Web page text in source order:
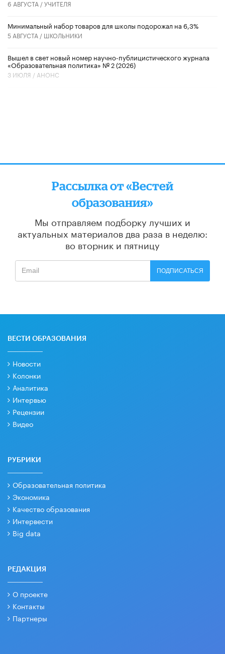
6 АВГУСТА /УЧИТЕЛЯ
Минимальный набор товаров для школы подорожал на 6,3%
5 АВГУСТА / ШКОЛЬНИКИ
Вышел в свет новый номер научно-публицистического журнала
«Образовательная политика» № 2 (2026)
3 ИЮЛЯ / АНОНС
Рассылка от «Вестей
образования»
Мы отправляем подборку лучших и
актуальных материалов два раза в неделю:
во вторник и пятницу
ПОДПИСАТЬСЯ
ВЕСТИ ОБРАЗОВАНИЯ
Новости
Колонки
Аналитика
Интервью
Рецензии
Видео
РУБРИКИ
Образовательная политика
Экономика
Качество образования
Интервести
Big data
РЕДАКЦИЯ
О проекте
Контакты
Партнеры